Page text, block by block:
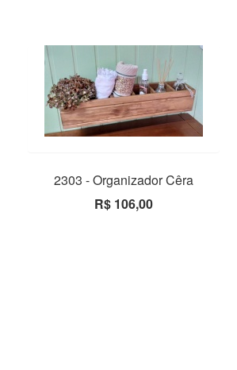
2303 - Organizador Cêra
R$ 106,00